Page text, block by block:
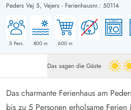
Peders Vej 5, Vejers - Ferienhausnr.: 50114
5Pers. 800 m 600m
Das sagen die Gäste
Das charmante Ferienhaus am
bis zu 5 Personen erholsame